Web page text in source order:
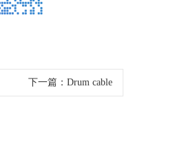
下一篇： Drum cable